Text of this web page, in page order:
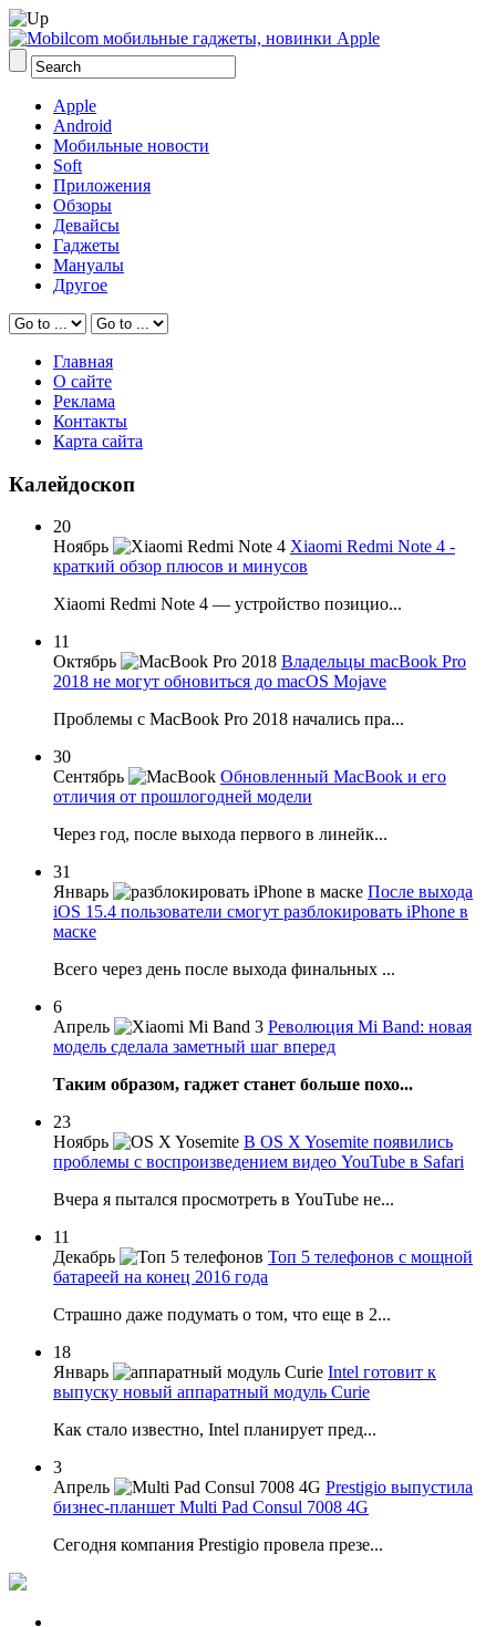
Apple
Android
Мобильные новости
Soft
Приложения
Обзоры
Девайсы
Гаджеты
Мануалы
Другое
Главная
О сайте
Реклама
Контакты
Карта сайта
Калейдоскоп
20
Ноябрь
Xiaomi Redmi Note 4 -
краткий обзор плюсов и минусов
Xiaomi Redmi Note 4 — устройство позицио...
11
Октябрь
Владельцы macBook Pro
2018 не могут обновиться до macOS Mojave
Проблемы с MacBook Pro 2018 начались пра...
30
Сентябрь
Обновленный MacBook и его
отличия от прошлогодней модели
Через год, после выхода первого в линейк...
31
Январь
После выхода
iOS 15.4 пользователи смогут разблокировать iPhone в
маске
Всего через день после выхода финальных ...
6
Апрель
Революция Mi Band: новая
модель сделала заметный шаг вперед
Таким образом, гаджет станет больше похо...
23
Ноябрь
В OS X Yosemite появились
проблемы с воспроизведением видео YouTube в Safari
Вчера я пытался просмотреть в YouTube не...
11
Декабрь
Топ 5 телефонов с мощной
батареей на конец 2016 года
Страшно даже подумать о том, что еще в 2...
18
Январь
Intel готовит к
выпуску новый аппаратный модуль Curie
Как стало известно, Intel планирует пред...
3
Апрель
Prestigio выпустила
бизнес-планшет Multi Pad Consul 7008 4G
Сегодня компания Prestigio провела презе...